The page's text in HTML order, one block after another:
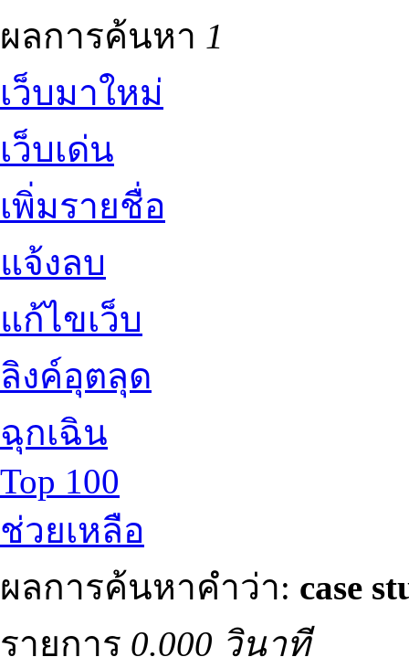
ผลการค้นหา 1
เว็บมาใหม่
เว็บเด่น
เพิ่มรายชื่อ
แจ้งลบ
แก้ไขเว็บ
ลิงค์อุตลุด
ฉุกเฉิน
Top 100
ช่วยเหลือ
ผลการค้นหาคำว่า: case
รายการ 0.000 วินาที